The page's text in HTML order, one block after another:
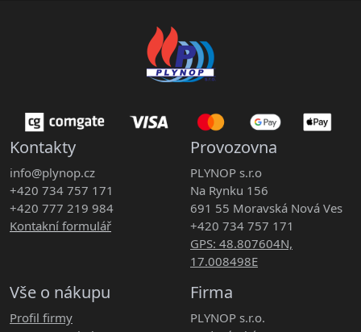
Kontakty
info@plynop.cz
+420 734 757 171
+420 777 219 984
Kontakní formulář
Provozovna
PLYNOP s.r.o
Na Rynku 156
691 55 Moravská Nová Ves
+420 734 757 171
GPS: 48.807604N,
17.008498E
Vše o nákupu
Profil firmy
Firma
PLYNOP s.r.o.